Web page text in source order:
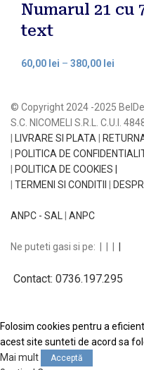
Numarul 21 cu
text
60,00 lei – 380,00 lei
© Copyright 2024 -2025
S.C. NICOMELI S.R.L. C.U.I.
LIVRARE SI PLATA
POLITICA DE
POLITICA DE COOKIES |
TERMENI SI CONDITII
ANPC - SAL ANPC
Ne puteti gasi si pe:
Contact: 0736.197.295
Folosim cookies pentru a
acest site sunteti de acord sa
Mai mult
Acceptă